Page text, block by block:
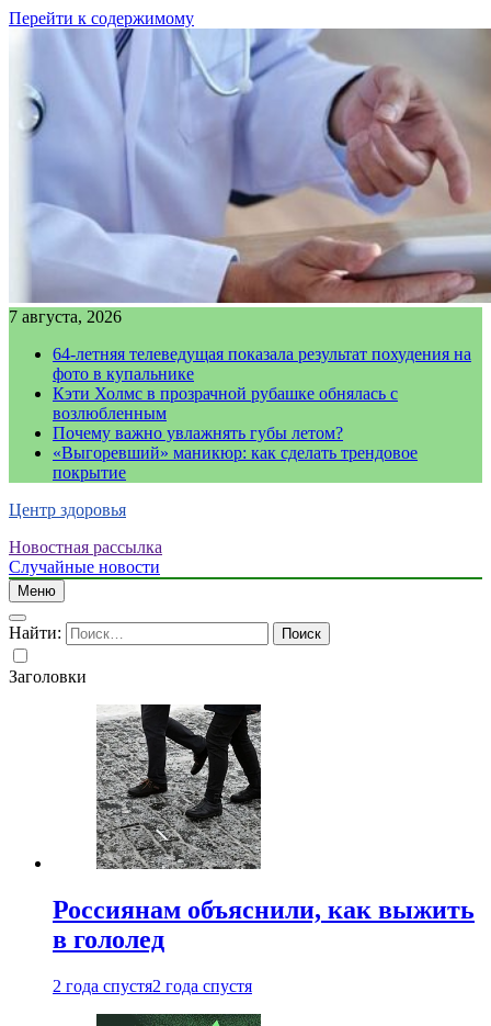
Перейти к содержимому
7 августа, 2026
64-летняя телеведущая показала результат похудения на
фото в купальнике
Кэти Холмс в прозрачной рубашке обнялась с
возлюбленным
Почему важно увлажнять губы летом?
«Выгоревший» маникюр: как сделать трендовое
покрытие
Центр здоровья
Новостная рассылка
Случайные новости
Меню
Найти:
Заголовки
Россиянам объяснили, как выжить
в гололед
2 года спустя2 года спустя